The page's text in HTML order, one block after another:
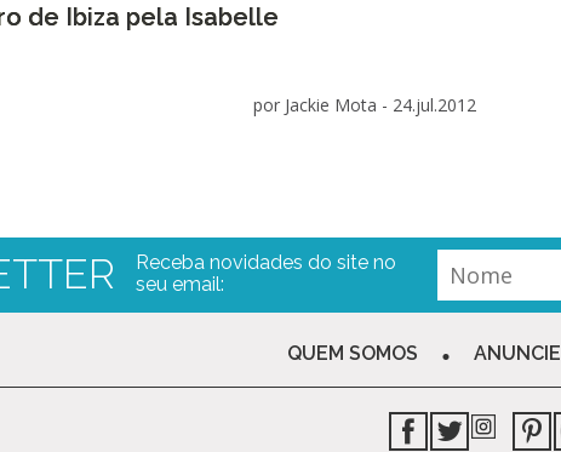
de Ibiza pela Isabelle
por Jackie Mota - 24.jul.2012
Receba novidades do site no
seu email:
QUEM SOMOS ANUNCIE